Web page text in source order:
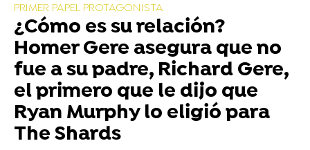
PRIMER PAPEL PROTAGONISTA
¿Cómo es su relación?
Homer Gere asegura que no
fue a su padre, Richard Gere,
el primero que le dijo que
Ryan Murphy lo eligió para
The Shards